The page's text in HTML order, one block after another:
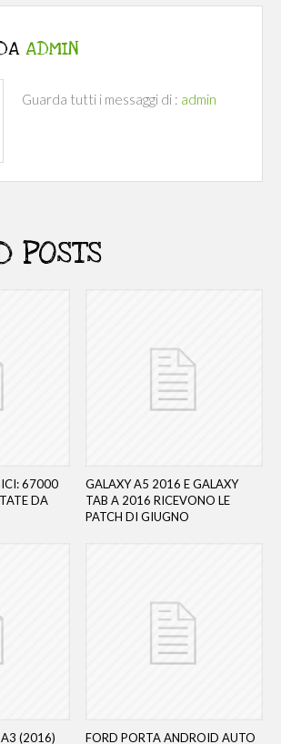
ADMIN
Guarda tutti i messaggi di : admin
POSTS
67000
DA
GALAXY A5 2016 E GALAXY
TAB A 2016 RICEVONO LE
PATCH DI GIUGNO
A3 (2016) FORD PORTA ANDROID AUTO